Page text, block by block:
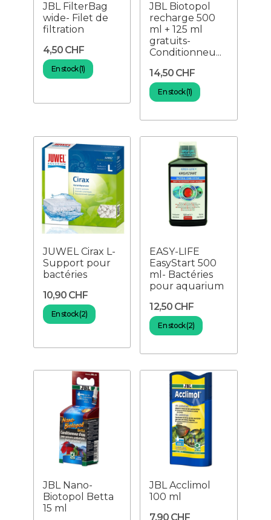
JBL FilterBag
wide- Filet de
filtration
4,50 CHF
En stock (1)
JBL Biotopol
recharge 500
ml + 125 ml
gratuits-
Conditionneu...
14,50 CHF
En stock (1)
JUWEL Cirax L-
Support pour
bactéries
10,90 CHF
En stock (2)
EASY-LIFE
EasyStart 500
ml- Bactéries
pour aquarium
12,50 CHF
En stock (2)
JBL Nano-
Biotopol Betta
15 ml
JBL Acclimol
100 ml
7,90 CHF